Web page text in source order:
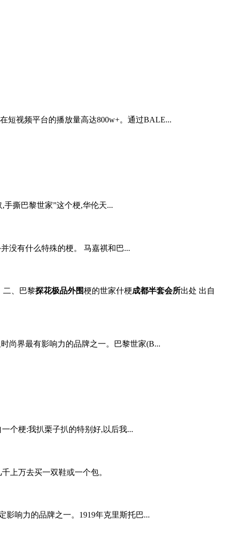
短视频平台的播放量高达800w+。通过BALE...
撕巴黎世家”这个梗,华伦天...
没有什么特殊的梗。 马嘉祺和巴...
二、巴黎探花极品外围梗的世家什梗成都半套会所出处 出自
尚界最有影响力的品牌之一。巴黎世家(B...
个梗:我扒栗子扒的特别好,以后我...
上万去买一双鞋或一个包。
影响力的品牌之一。1919年克里斯托巴...